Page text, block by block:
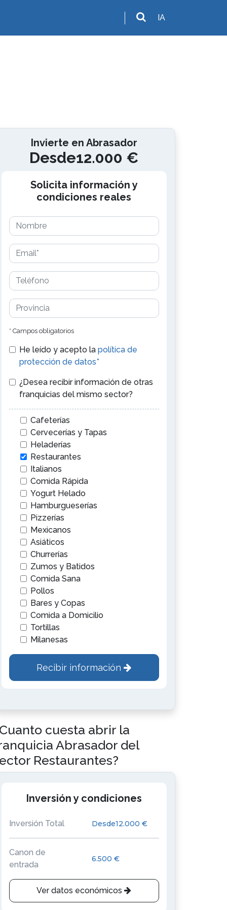
IA
Invierte en Abrasador
Desde12.000 €
Solicita información y
condiciones reales
* Campos obligatorios
He leído y acepto la política de
protección de datos*
¿Desea recibir información de otras
franquicias del mismo sector?
Cafeterías
Cervecerías y Tapas
Heladerías
Restaurantes
Italianos
Comida Rápida
Yogurt Helado
Hamburgueserías
Pizzerías
Mexicanos
Asiáticos
Churrerías
Zumos y Batidos
Comida Sana
Pollos
Bares y Copas
Comida a Domicilio
Tortillas
Milanesas
Recibir información
cuesta abrir la
Abrasador del
Restaurantes?
Inversión y condiciones
Inversión Total Desde12.000 €
Canon de
entrada
6.500 €
Ver datos económicos